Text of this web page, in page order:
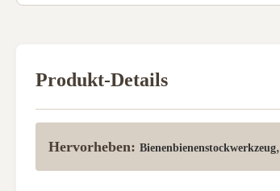
Produkt-Details
Hervorheben: Bienenbienenstockwerkzeug,